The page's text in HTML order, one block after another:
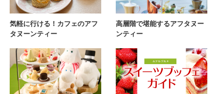
気軽に行ける！カフェのアフ
タヌーンティー
高層階で堪能するアフタヌー
ンティー